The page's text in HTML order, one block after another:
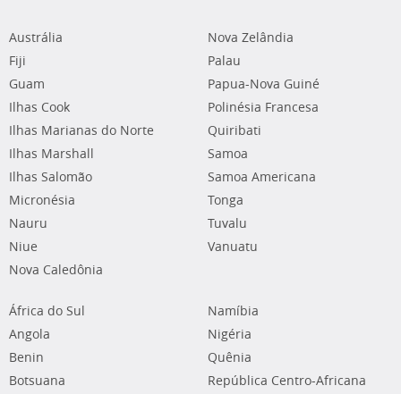
Austrália
Fiji
Guam
Ilhas Cook
Ilhas Marianas do Norte
Ilhas Marshall
Ilhas Salomão
Micronésia
Nauru
Niue
Nova Caledônia
Nova Zelândia
Palau
Papua-Nova Guiné
Polinésia Francesa
Quiribati
Samoa
Samoa Americana
Tonga
Tuvalu
Vanuatu
África do Sul
Angola
Benin
Botsuana
Namíbia
Nigéria
Quênia
República Centro-Africana